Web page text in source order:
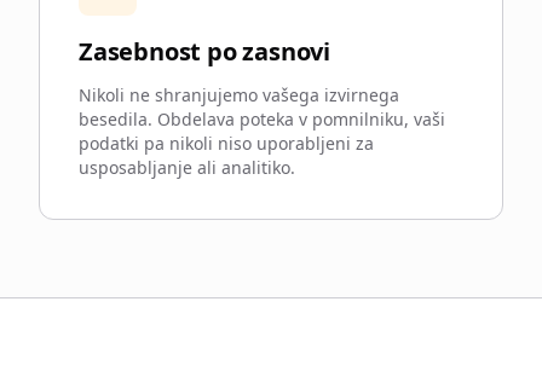
Zasebnost po zasnovi
Nikoli ne shranjujemo vašega izvirnega
besedila. Obdelava poteka v pomnilniku, vaši
podatki pa nikoli niso uporabljeni za
usposabljanje ali analitiko.